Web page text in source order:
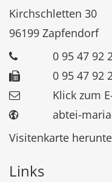
Kirchschletten 30
96199 Zapfendorf
0 95 47 92
0 95 47 92
Klick zum
abtei-
Visitenkarte
Links